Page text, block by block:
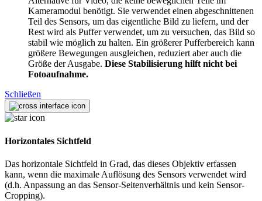
Kameramodul benötigt. Sie verwendet einen abgeschnittenen
Teil des Sensors, um das eigentliche Bild zu liefern, und der
Rest wird als Puffer verwendet, um zu versuchen, das Bild so
stabil wie möglich zu halten. Ein größerer Pufferbereich kann
größere Bewegungen ausgleichen, reduziert aber auch die
Größe der Ausgabe. Diese Stabilisierung hilft nicht bei
Fotoaufnahme.
Schließen
Horizontales Sichtfeld
Das horizontale Sichtfeld in Grad, das dieses Objektiv erfassen
kann, wenn die maximale Auflösung des Sensors verwendet wird
(d.h. Anpassung an das Sensor-Seitenverhältnis und kein Sensor-
Cropping).